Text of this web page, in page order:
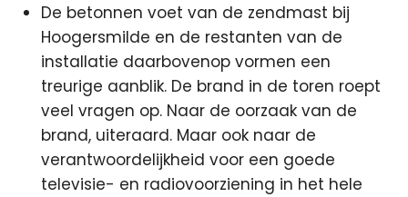
De betonnen voet van de zendmast bij
Hoogersmilde en de restanten van de
installatie daarbovenop vormen een
treurige aanblik. De brand in de toren roept
veel vragen op. Naar de oorzaak van de
brand, uiteraard. Maar ook naar de
verantwoordelijkheid voor een goede
televisie- en radiovoorziening in het hele